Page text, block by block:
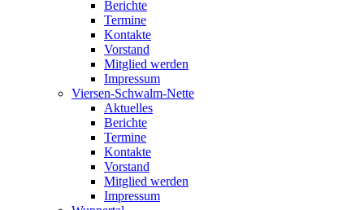
Berichte
Termine
Kontakte
Vorstand
Mitglied werden
Impressum
Viersen-Schwalm-Nette
Aktuelles
Berichte
Termine
Kontakte
Vorstand
Mitglied werden
Impressum